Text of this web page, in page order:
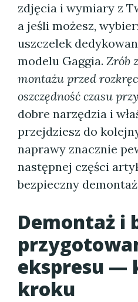
zdjęcia i wymiary z
a jeśli możesz,
uszczelek
modelu Gaggia. Zrób
montażu przed
oszczędność czasu
dobre narzędzia i
przejdziesz do
naprawy znacznie
następnej części
bezpieczny
Demontaż i
ekspresu —
kroku